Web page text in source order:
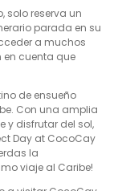
solo reserva un
parada en su
a muchos
en cuenta que
de ensueño
Con una amplia
y disfrutar del sol,
Day at CocoCay
la
viaje al Caribe!